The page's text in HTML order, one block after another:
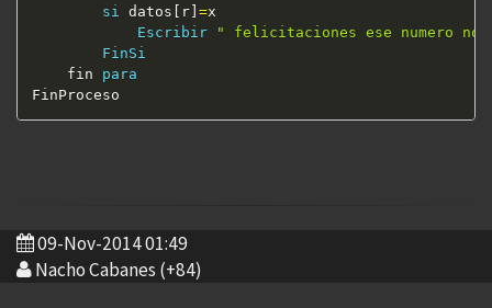
si datos[r] =x
Escribir
" felicitaciones ese numero no
FinSi
	fin
para
09-Nov-2014 01:49
Nacho Cabanes (+84)